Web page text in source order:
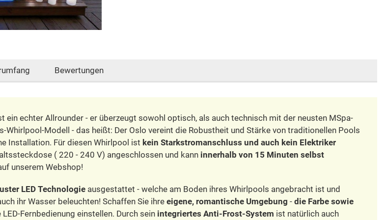
Bewertungen
ein echter Allrounder - er überzeugt sowohl optisch, als auch technisch mit der neusten MSpa-
Modell - das heißt: Der Oslo vereint die Robustheit und Stärke von traditionellen Pools
Installation. Für diesen Whirlpool ist kein Starkstromanschluss und auch kein Elektriker
( 220 - 240 V) angeschlossen und kann innerhalb von 15 Minuten selbst
unserem Webshop!
LED Technologie ausgestattet - welche am Boden ihres Whirlpools angebracht ist und
ihr Wasser beleuchten! Schaffen Sie ihre eigene, romantische Umgebung - die Farbe sowie
Fernbedienung einstellen. Durch sein integriertes Anti-Frost-System ist natürlich auch